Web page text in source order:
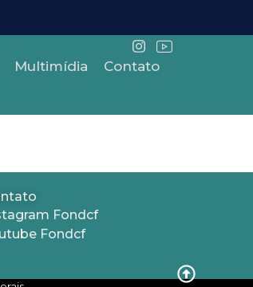
Multimídia Contato
Fondcf
Fondcf